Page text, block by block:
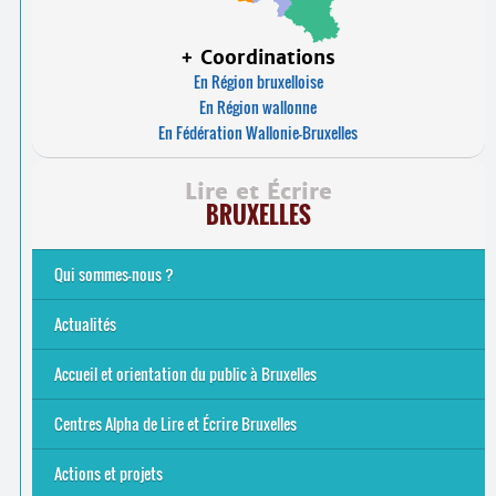
+ Coordinations
En Région bruxelloise
En Région wallonne
En Fédération Wallonie-Bruxelles
Lire et Écrire
BRUXELLES
Qui sommes-nous ?
Analphabétisme et illettrisme
L’alphabétisation populaire
Le mouvement Lire et Écrire
Nos missions
... Tous les articles
Actualités
Offres d’emploi du secteur à Bruxelles
La rentrée 2026-27
Pour être belge à la plage…
A vos agendas ! Alpha bruxellois, mobilise-toi !
Inauguration du Centre Alpha Forest de Lire et Écrire
Bruxelles
... Tous les articles
Accueil et orientation du public à Bruxelles
8 Points Accueil
Publics concernés ?
Que proposons-nous ?
Qui sommes-nous ?
Centres Alpha de Lire et Écrire Bruxelles
Actions et projets